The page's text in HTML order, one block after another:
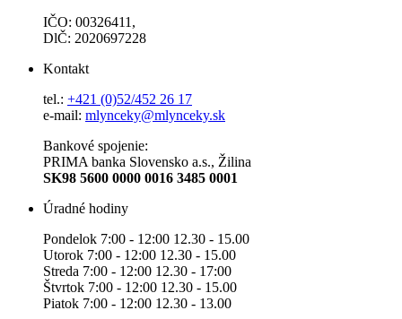
IČO: 00326411,
DlČ: 2020697228
Kontakt
tel.: +421 (0)52/452 26 17
e-mail: mlynceky@mlynceky.sk
Bankové spojenie:
PRIMA banka Slovensko a.s., Žilina
SK98 5600 0000 0016 3485 0001
Úradné hodiny
Pondelok 7:00 - 12:00 12.30 - 15.00
Utorok 7:00 - 12:00 12.30 - 15.00
Streda 7:00 - 12:00 12.30 - 17:00
Štvrtok 7:00 - 12:00 12.30 - 15.00
Piatok 7:00 - 12:00 12.30 - 13.00